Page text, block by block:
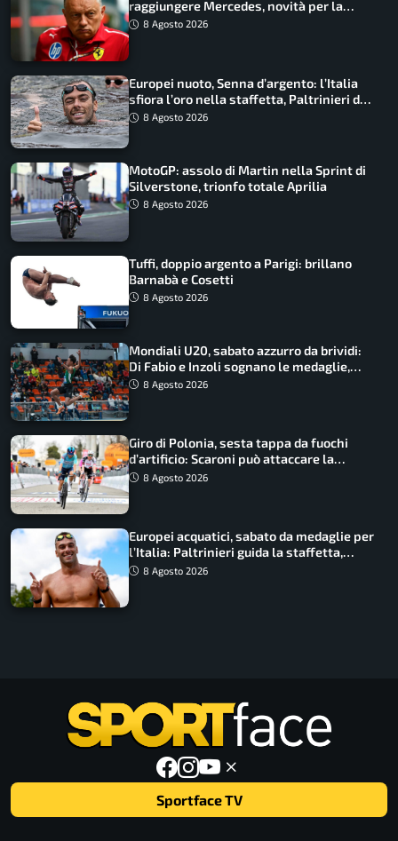
raggiungere Mercedes, novità per la
Macarena
8 Agosto 2026
Europei nuoto, Senna d’argento: l’Italia
sfiora l’oro nella staffetta, Paltrinieri da
urlo, il bilancio azzurro
8 Agosto 2026
MotoGP: assolo di Martin nella Sprint di
Silverstone, trionfo totale Aprilia
8 Agosto 2026
Tuffi, doppio argento a Parigi: brillano
Barnabà e Cosetti
8 Agosto 2026
Mondiali U20, sabato azzurro da brividi:
Di Fabio e Inzoli sognano le medaglie,
Castellani e Succo in finale
8 Agosto 2026
Giro di Polonia, sesta tappa da fuochi
d’artificio: Scaroni può attaccare la
maglia di Lemmen
8 Agosto 2026
Europei acquatici, sabato da medaglie per
l’Italia: Paltrinieri guida la staffetta,
Barnabà sogna l’oro dalle grandi altezze
8 Agosto 2026
Sportface TV